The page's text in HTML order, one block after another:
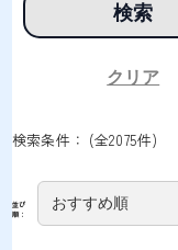
検索
クリア
検索条件： (全2075件)
並び
順：